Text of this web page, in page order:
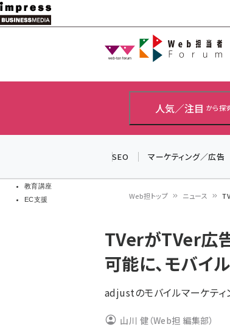
メ
イ
教育講座
EC支援
人気／注目 から探
SEO マーケティング／広告
ン
く
ず
Web担トップ ニュース
TVerがTVer広
可能に、モバイ
adjustのモバイルマーケティ
山川 健（Web担 編集部）